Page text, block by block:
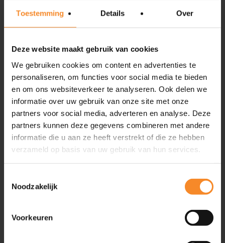
Toestemming Details Over
Deze website maakt gebruik van cookies
We gebruiken cookies om content en advertenties te
personaliseren, om functies voor social media te bieden
en om ons websiteverkeer te analyseren. Ook delen we
informatie over uw gebruik van onze site met onze
partners voor social media, adverteren en analyse. Deze
partners kunnen deze gegevens combineren met andere
informatie die u aan ze heeft verstrekt of die ze hebben
verzameld op basis van uw gebruik van hun services.
Noodzakelijk
Voorkeuren
Inspiratie
Artikelen
Evenementen
Friend of Intenza
Geplande evenementen 2
Training & Coaching